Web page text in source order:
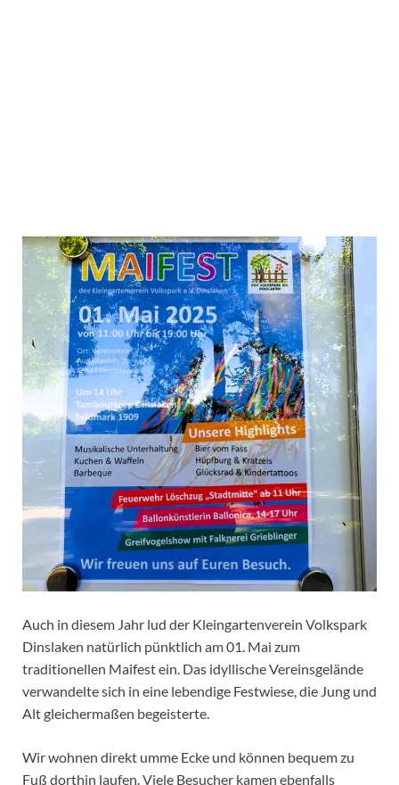
Auch in diesem Jahr lud der Kleingartenverein Volkspark
Dinslaken natürlich pünktlich am 01. Mai zum
traditionellen Maifest ein. Das idyllische Vereinsgelände
verwandelte sich in eine lebendige Festwiese, die Jung und
Alt gleichermaßen begeisterte.
Wir wohnen direkt umme Ecke und können bequem zu
Fuß dorthin laufen. Viele Besucher kamen ebenfalls